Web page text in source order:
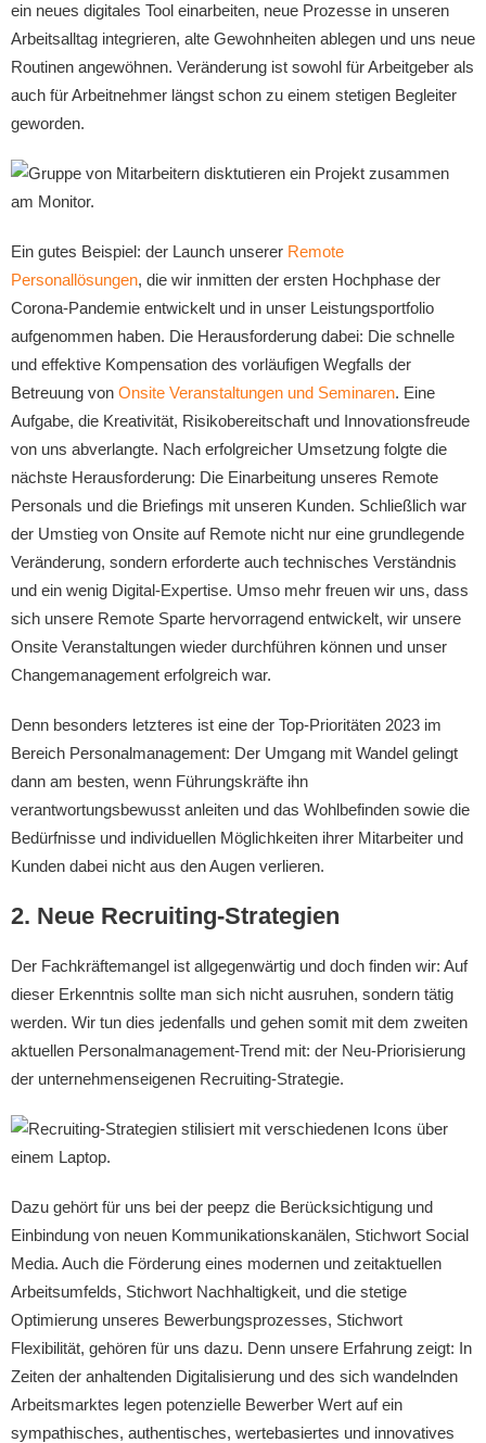
ein neues digitales Tool einarbeiten, neue Prozesse in unseren
Arbeitsalltag integrieren, alte Gewohnheiten ablegen und uns neue
Routinen angewöhnen. Veränderung ist sowohl für Arbeitgeber als
auch für Arbeitnehmer längst schon zu einem stetigen Begleiter
geworden.
Ein gutes Beispiel: der Launch unserer Remote
Personallösungen, die wir inmitten der ersten Hochphase der
Corona-Pandemie entwickelt und in unser Leistungsportfolio
aufgenommen haben. Die Herausforderung dabei: Die schnelle
und effektive Kompensation des vorläufigen Wegfalls der
Betreuung von Onsite Veranstaltungen und Seminaren. Eine
Aufgabe, die Kreativität, Risikobereitschaft und Innovationsfreude
von uns abverlangte. Nach erfolgreicher Umsetzung folgte die
nächste Herausforderung: Die Einarbeitung unseres Remote
Personals und die Briefings mit unseren Kunden. Schließlich war
der Umstieg von Onsite auf Remote nicht nur eine grundlegende
Veränderung, sondern erforderte auch technisches Verständnis
und ein wenig Digital-Expertise. Umso mehr freuen wir uns, dass
sich unsere Remote Sparte hervorragend entwickelt, wir unsere
Onsite Veranstaltungen wieder durchführen können und unser
Changemanagement erfolgreich war.
Denn besonders letzteres ist eine der Top-Prioritäten 2023 im
Bereich Personalmanagement: Der Umgang mit Wandel gelingt
dann am besten, wenn Führungskräfte ihn
verantwortungsbewusst anleiten und das Wohlbefinden sowie die
Bedürfnisse und individuellen Möglichkeiten ihrer Mitarbeiter und
Kunden dabei nicht aus den Augen verlieren.
2. Neue Recruiting-Strategien
Der Fachkräftemangel ist allgegenwärtig und doch finden wir: Auf
dieser Erkenntnis sollte man sich nicht ausruhen, sondern tätig
werden. Wir tun dies jedenfalls und gehen somit mit dem zweiten
aktuellen Personalmanagement-Trend mit: der Neu-Priorisierung
der unternehmenseigenen Recruiting-Strategie.
Dazu gehört für uns bei der peepz die Berücksichtigung und
Einbindung von neuen Kommunikationskanälen, Stichwort Social
Media. Auch die Förderung eines modernen und zeitaktuellen
Arbeitsumfelds, Stichwort Nachhaltigkeit, und die stetige
Optimierung unseres Bewerbungsprozesses, Stichwort
Flexibilität, gehören für uns dazu. Denn unsere Erfahrung zeigt: In
Zeiten der anhaltenden Digitalisierung und des sich wandelnden
Arbeitsmarktes legen potenzielle Bewerber Wert auf ein
sympathisches, authentisches, wertebasiertes und innovatives